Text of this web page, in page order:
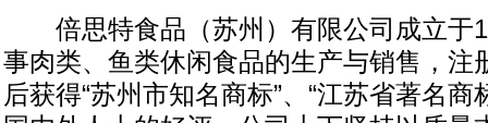
倍思特食品（苏州）有限公司成立于
事肉类、鱼类休闲食品的生产与销售，注
后获得“苏州市知名商标”、“江苏省著名商